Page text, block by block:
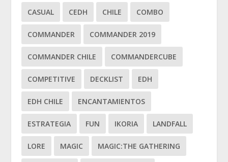
CASUAL CEDH CHILE COMBO
COMMANDER COMMANDER 2019
COMMANDER CHILE COMMANDERCUBE
COMPETITIVE DECKLIST EDH
EDH CHILE ENCANTAMIENTOS
ESTRATEGIA FUN IKORIA LANDFALL
LORE MAGIC MAGIC:THE GATHERING